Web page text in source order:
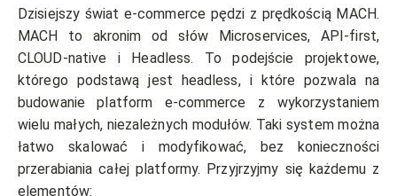
Dzisiejszy świat e-commerce pędzi z prędkością MACH.
MACH to akronim od słów Microservices, API-first,
CLOUD-native i Headless. To podejście projektowe,
którego podstawą jest headless, i które pozwala na
budowanie platform e-commerce z wykorzystaniem
wielu małych, niezależnych modułów. Taki system można
łatwo skalować i modyfikować, bez konieczności
przerabiania całej platformy. Przyjrzyjmy się każdemu z
elementów: